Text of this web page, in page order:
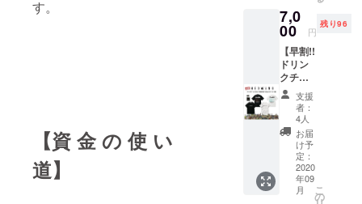
す。
【資 金 の 使 い
道】
L / XL /
XXL ●
ドリン
クチ
ケット3
枚。 有
効期限
は営業
再開か
ら6ヶ月
以内。
●RUDIE
’S×SAB
BAT13×
ROLLIN
ドリン
クチ
ケット
(1枚)＋
Tシャツ
(1枚)＋
ステッ
カー1
枚。 ●T
シャツ
(BLAC
K or
WHITE)
1枚。
・サイ
7,0
00 円
残り96
【早割!!
ドリン
クチ
ケット
(3枚)＋
HEDWi
NG T
シャツ
＋ス
テッ
カー1枚
支援】
支援
者：
4人
お届
け予
定：
2020
年09
月
こ
の